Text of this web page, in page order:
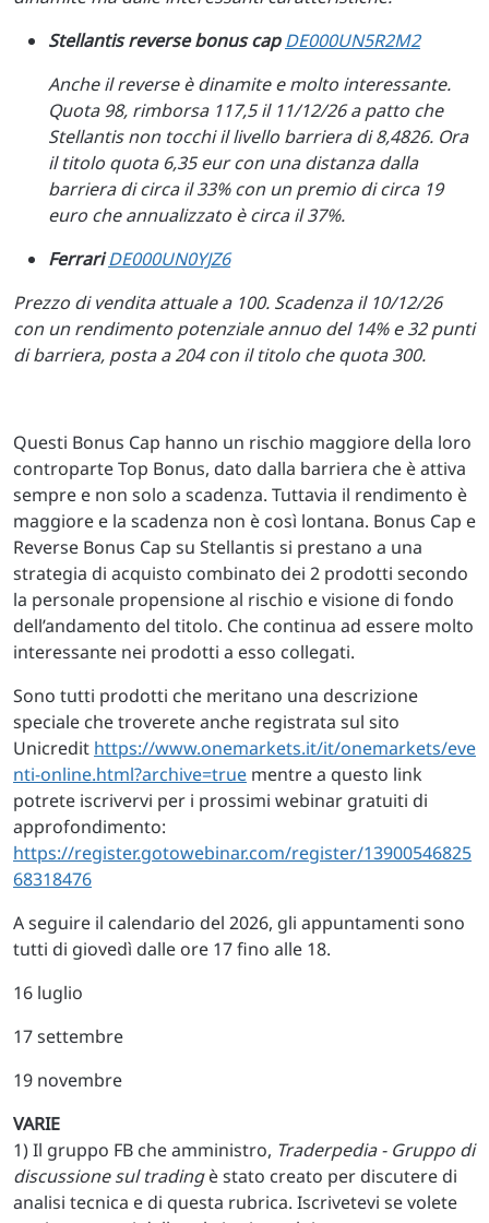
Stellantis reverse bonus capDE000UN5R2M2
Anche il reverse è dinamite e molto interessante.
Quota 98, rimborsa 117,5 il 11/12/26 a patto che
Stellantis non tocchi il livello barriera di 8,4826. Ora
il titolo quota 6,35 eur con una distanza dalla
barriera di circa il 33% con un premio di circa 19
euro che annualizzato è circa il 37%.
Ferrari DE000UN0YJZ6
Prezzo di vendita attuale a 100. Scadenza il 10/12/26
con un rendimento potenziale annuo del 14% e 32 punti
di barriera, posta a 204 con il titolo che quota 300.
Questi Bonus Cap hanno un rischio maggiore della loro
controparte Top Bonus, dato dalla barriera che è attiva
sempre e non solo a scadenza. Tuttavia il rendimento è
maggiore e la scadenza non è così lontana. Bonus Cap e
Reverse Bonus Cap su Stellantis si prestano a una
strategia di acquisto combinato dei 2 prodotti secondo
la personale propensione al rischio e visione di fondo
dell’andamento del titolo. Che continua ad essere molto
interessante nei prodotti a esso collegati.
Sono tutti prodotti che meritano una descrizione
speciale che troverete anche registrata sul sito
Unicredit https://www.onemarkets.it/it/onemarkets/eve
nti-online.html?archive=true mentre a questo link
potrete iscrivervi per i prossimi webinar gratuiti di
approfondimento:
https://register.gotowebinar.com/register/13900546825
68318476
A seguire il calendario del 2026, gli appuntamenti sono
tutti di giovedì dalle ore 17 fino alle 18.
16 luglio
17 settembre
19 novembre
VARIE
1) Il gruppo FB che amministro, Traderpedia - Gruppo di
discussione sul tradingè stato creato per discutere di
analisi tecnica e di questa rubrica. Iscrivetevi se volete